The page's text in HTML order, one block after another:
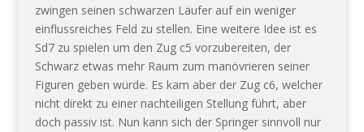
zwingen seinen schwarzen Läufer auf ein weniger
einflussreiches Feld zu stellen. Eine weitere Idee ist es
Sd7 zu spielen um den Zug c5 vorzubereiten, der
Schwarz etwas mehr Raum zum manövrieren seiner
Figuren geben würde. Es kam aber der Zug c6, welcher
nicht direkt zu einer nachteiligen Stellung führt, aber
doch passiv ist. Nun kann sich der Springer sinnvoll nur